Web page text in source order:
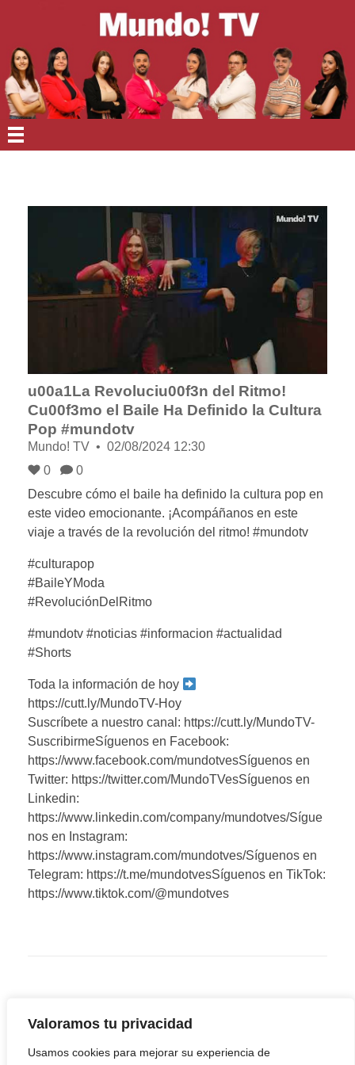
Valoramos tu privacidad
Usamos cookies para mejorar su experiencia de
u00a1La Revoluciu00f3n del Ritmo!
Cu00f3mo el Baile Ha Definido la Cultura
Pop #mundotv
Mundo! TV
02/08/2024 12:30
0
0
Descubre cómo el baile ha definido la cultura pop en
este video emocionante. ¡Acompáñanos en este
viaje a través de la revolución del ritmo! #mundotv
#culturapop
#BaileYModa
#RevoluciónDelRitmo
#mundotv #noticias #informacion #actualidad
#Shorts
Toda la información de hoy
https://cutt.ly/MundoTV-Hoy
Suscríbete a nuestro canal: https://cutt.ly/MundoTV-
SuscribirmeSíguenos en Facebook:
https://www.facebook.com/mundotvesSíguenos en
Twitter: https://twitter.com/MundoTVesSíguenos en
Linkedin:
https://www.linkedin.com/company/mundotves/Sígue
nos en Instagram:
https://www.instagram.com/mundotves/Síguenos en
Telegram: https://t.me/mundotvesSíguenos en TikTok:
https://www.tiktok.com/@mundotves